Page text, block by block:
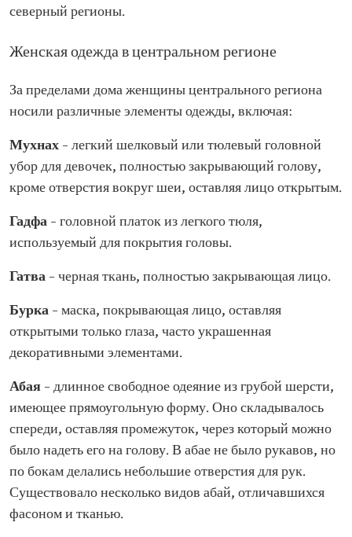
северный регионы.
Женская одежда в центральном регионе
За пределами дома женщины центрального региона
носили различные элементы одежды, включая:
Мухнах – легкий шелковый или тюлевый головной
убор для девочек, полностью закрывающий голову,
кроме отверстия вокруг шеи, оставляя лицо открытым.
Гадфа – головной платок из легкого тюля,
используемый для покрытия головы.
Гатва – черная ткань, полностью закрывающая лицо.
Бурка – маска, покрывающая лицо, оставляя
открытыми только глаза, часто украшенная
декоративными элементами.
Абая – длинное свободное одеяние из грубой шерсти,
имеющее прямоугольную форму. Оно складывалось
спереди, оставляя промежуток, через который можно
было надеть его на голову. В абае не было рукавов, но
по бокам делались небольшие отверстия для рук.
Существовало несколько видов абай, отличавшихся
фасоном и тканью.